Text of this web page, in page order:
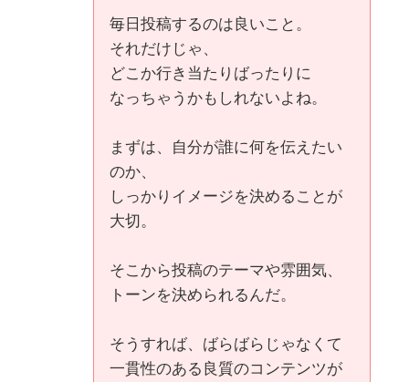
毎日投稿するのは良いこと。
それだけじゃ、
どこか行き当たりばったりに
なっちゃうかもしれないよね。
まずは、自分が誰に何を伝えたい
のか、
しっかりイメージを決めることが
大切。
そこから投稿のテーマや雰囲気、
トーンを決められるんだ。
そうすれば、ばらばらじゃなくて
一貫性のある良質のコンテンツが